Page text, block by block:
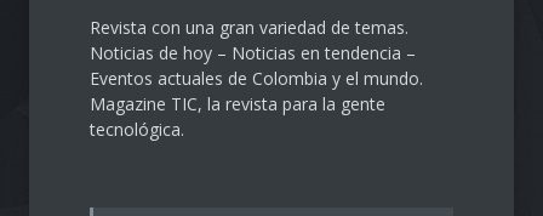
Revista con una gran variedad de temas.
Noticias de hoy – Noticias en tendencia –
Eventos actuales de Colombia y el mundo.
Magazine TIC, la revista para la gente
tecnológica.